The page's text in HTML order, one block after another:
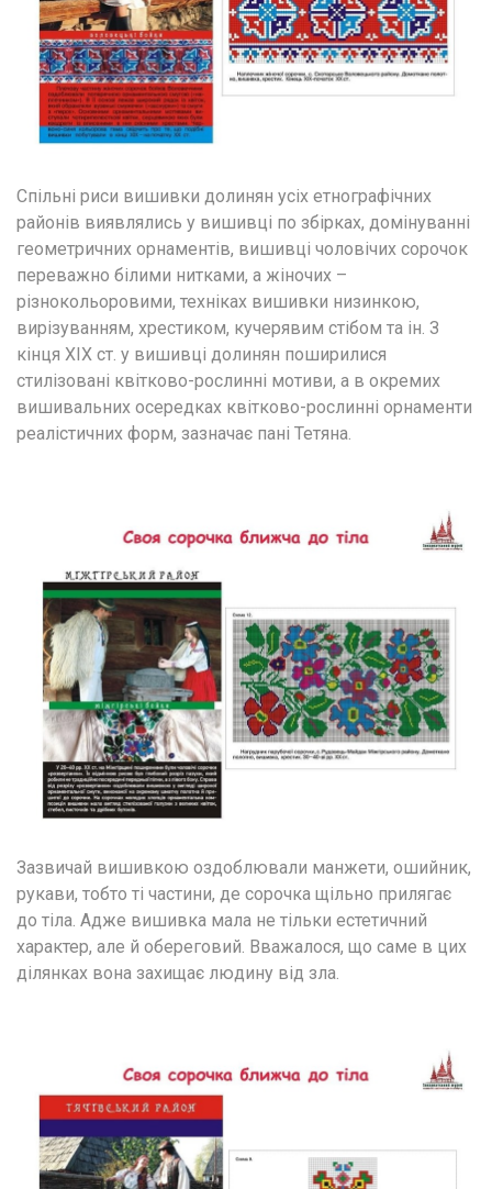
Спільні риси вишивки долинян усіх етнографічних
районів виявлялись у вишивці по збірках, домінуванні
геометричних орнаментів, вишивці чоловічих сорочок
переважно білими нитками, а жіночих –
різнокольоровими, техніках вишивки низинкою,
вирізуванням, хрестиком, кучерявим стібом та ін. З
кінця ХІХ ст. у вишивці долинян поширилися
стилізовані квітково-рослинні мотиви, а в окремих
вишивальних осередках квітково-рослинні орнаменти
реалістичних форм, зазначає пані Тетяна.
Зазвичай вишивкою оздоблювали манжети, ошийник,
рукави, тобто ті частини, де сорочка щільно прилягає
до тіла. Адже вишивка мала не тільки естетичний
характер, але й обереговий. Вважалося, що саме в цих
ділянках вона захищає людину від зла.